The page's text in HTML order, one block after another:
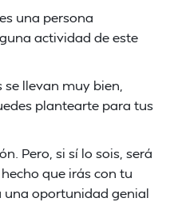
una persona
actividad de este
llevan muy bien,
plantearte para tus
Pero, si sí lo sois, será
que irás con tu
una oportunidad genial